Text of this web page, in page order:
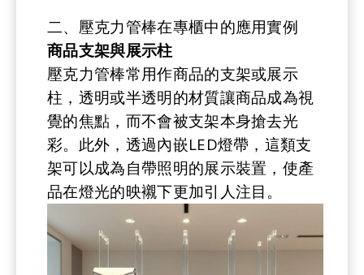
二、壓克力管棒在專櫃中的應用實例
商品支架與展示柱
壓克力管棒常用作商品的支架或展示
柱，透明或半透明的材質讓商品成為視
覺的焦點，而不會被支架本身搶去光
彩。此外，透過內嵌LED燈帶，這類支
架可以成為自帶照明的展示裝置，使產
品在燈光的映襯下更加引人注目。